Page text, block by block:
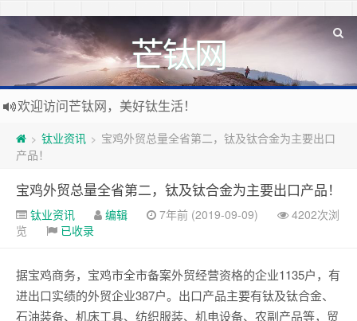
芒钛网
欢迎访问芒钛网，美好钛生活！
> 钛业资讯 > ​宝鸡外贸总量全省第二，钛及钛合金为主要出口
产品！
​宝鸡外贸总量全省第二，钛及钛合金为主要出口产品！
钛业资讯 编辑 7年前 (2019-09-09)
4202次浏
览
已收录
据宝鸡商务，宝鸡市全市备案外贸经营资格的企业1135户，有
进出口实绩的外贸企业387户。出口产品主要有钛及钛合金、
石油装备、机床工具、纺织服装、机电设备、农副产品等，贸